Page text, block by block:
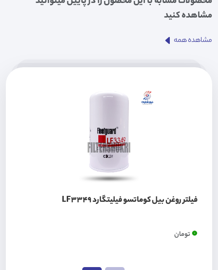
مشاهده کنید
مشاهده همه
فیلتر روغن بیل کوماتسو فیلیتگارد LF3349
0تومان